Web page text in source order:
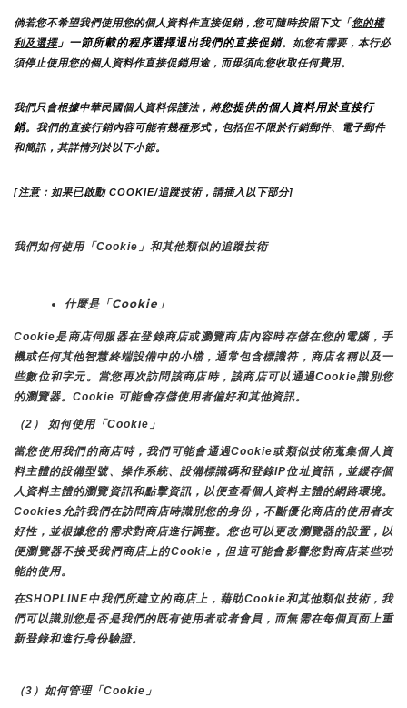
倘若您不希望我們使用您的個人資料作直接促銷，您可隨時按照下文「您的權
利及選擇」一節所載的程序選擇退出我們的直接促銷。如您有需要，本行必
須停止使用您的個人資料作直接促銷用途，而毋須向您收取任何費用。
我們只會根據中華民國個人資料保護法，將您提供的個人資料用於直接行
銷。我們的直接行銷內容可能有幾種形式，包括但不限於行銷郵件、電子郵件
和簡訊，其詳情列於以下小節。
[注意：如果已啟動 COOKIE/追蹤技術，請插入以下部分]
我們如何使用「Cookie」和其他類似的追蹤技術
什麼是「Cookie」
Cookie是商店伺服器在登錄商店或瀏覽商店內容時存儲在您的電腦，手
機或任何其他智慧終端設備中的小檔，通常包含標識符，商店名稱以及一
些數位和字元。當您再次訪問該商店時，該商店可以通過Cookie識別您
的瀏覽器。Cookie 可能會存儲使用者偏好和其他資訊。
（2） 如何使用「Cookie」
當您使用我們的商店時，我們可能會通過Cookie或類似技術蒐集個人資
料主體的設備型號、操作系統、設備標識碼和登錄IP位址資訊，並緩存個
人資料主體的瀏覽資訊和點擊資訊，以便查看個人資料主體的網路環境。
Cookies允許我們在訪問商店時識別您的身份，不斷優化商店的使用者友
好性，並根據您的需求對商店進行調整。您也可以更改瀏覽器的設置，以
便瀏覽器不接受我們商店上的Cookie，但這可能會影響您對商店某些功
能的使用。
在SHOPLINE中我們所建立的商店上，藉助Cookie和其他類似技術，我
們可以識別您是否是我們的既有使用者或者會員，而無需在每個頁面上重
新登錄和進行身份驗證。
（3）如何管理「Cookie」